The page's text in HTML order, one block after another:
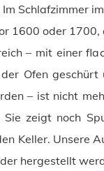
Schlafzimmer
1600 oder 1700,
– mit einer
der Ofen
– ist nicht
Sie zeigt noch
Keller. Unsere
hergestellt